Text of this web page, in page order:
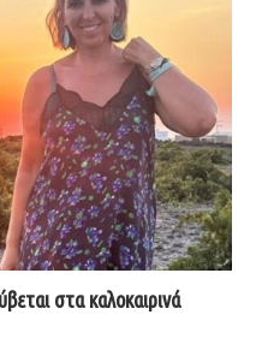
στα καλοκαιρινά